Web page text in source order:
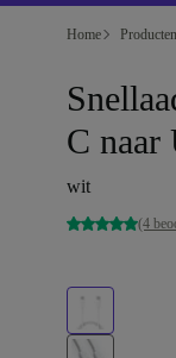
Home Producten
C naar
wit
(4